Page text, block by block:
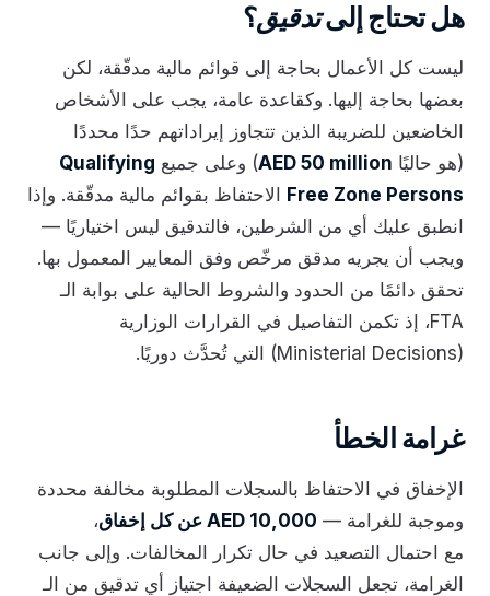
هل تحتاج إلىتدقيق؟
ليست كل الأعمال بحاجة إلى قوائم مالية مدقّقة، لكن
بعضها بحاجة إليها. وكقاعدة عامة، يجب على الأشخاص
الخاضعين للضريبة الذين تتجاوز إيراداتهم حدًا محددًا
(هو حاليًا AED 50 million) وعلى جميع Qualifying
Free Zone Persons
الاحتفاظ بقوائم مالية مدقّقة. وإذا
انطبق عليك أي من الشرطين، فالتدقيق ليس اختياريًا —
ويجب أن يجريه مدقق مرخّص وفق المعايير المعمول بها.
تحقق دائمًا من الحدود والشروط الحالية على بوابة الـ
FTA، إذ تكمن التفاصيل في القرارات الوزارية
(Ministerial Decisions) التي تُحدَّث دوريًا.
غرامة الخطأ
الإخفاق في الاحتفاظ بالسجلات المطلوبة مخالفة محددة
وموجبة للغرامة — AED 10,000 عن كل إخفاق
،
مع احتمال التصعيد في حال تكرار المخالفات. وإلى جانب
الغرامة، تجعل السجلات الضعيفة اجتياز أي تدقيق من الـ